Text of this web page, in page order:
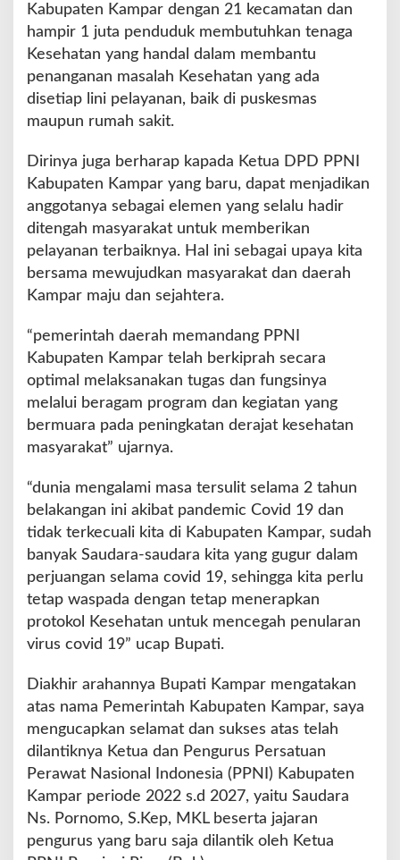
Kabupaten Kampar dengan 21 kecamatan dan
hampir 1 juta penduduk membutuhkan tenaga
Kesehatan yang handal dalam membantu
penanganan masalah Kesehatan yang ada
disetiap lini pelayanan, baik di puskesmas
maupun rumah sakit.
Dirinya juga berharap kapada Ketua DPD PPNI
Kabupaten Kampar yang baru, dapat menjadikan
anggotanya sebagai elemen yang selalu hadir
ditengah masyarakat untuk memberikan
pelayanan terbaiknya. Hal ini sebagai upaya kita
bersama mewujudkan masyarakat dan daerah
Kampar maju dan sejahtera.
“pemerintah daerah memandang PPNI
Kabupaten Kampar telah berkiprah secara
optimal melaksanakan tugas dan fungsinya
melalui beragam program dan kegiatan yang
bermuara pada peningkatan derajat kesehatan
masyarakat” ujarnya.
“dunia mengalami masa tersulit selama 2 tahun
belakangan ini akibat pandemic Covid 19 dan
tidak terkecuali kita di Kabupaten Kampar, sudah
banyak Saudara-saudara kita yang gugur dalam
perjuangan selama covid 19, sehingga kita perlu
tetap waspada dengan tetap menerapkan
protokol Kesehatan untuk mencegah penularan
virus covid 19” ucap Bupati.
Diakhir arahannya Bupati Kampar mengatakan
atas nama Pemerintah Kabupaten Kampar, saya
mengucapkan selamat dan sukses atas telah
dilantiknya Ketua dan Pengurus Persatuan
Perawat Nasional Indonesia (PPNI) Kabupaten
Kampar periode 2022 s.d 2027, yaitu Saudara
Ns. Pornomo, S.Kep, MKL beserta jajaran
pengurus yang baru saja dilantik oleh Ketua